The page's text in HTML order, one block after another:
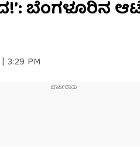
ಬೆಂಗಳೂರಿನ
3:29 PM